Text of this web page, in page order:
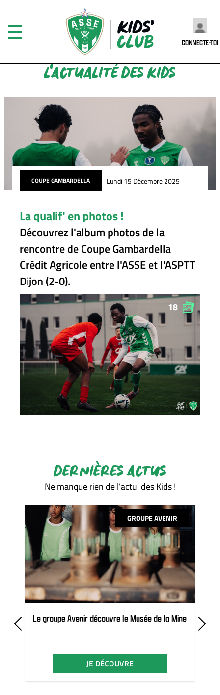
CONNECTE-TOI
L'ACTUALITÉ DES KIDS
COUPE GAMBARDELLA Lundi 15 Décembre 2025
La qualif' en photos !
Découvrez l'album photos de la
rencontre de Coupe Gambardella
Crédit Agricole entre l'ASSE et l'ASPTT
Dijon (2-0).
18
DERNIÈRES ACTUS
Ne manque rien de l’actu’ des Kids !
GROUPE AVENIR
Le groupe Avenir découvre le Musée de la Mine
JE DÉCOUVRE